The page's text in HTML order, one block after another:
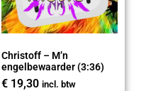
Christoff – M’n
engelbewaarder (3:36)
€ 19,30 incl. btw